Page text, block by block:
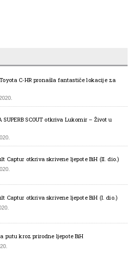
C-HR pronašla fantastiče lokacije za
SUPERB SCOUT otkriva Lukomir – Život u
Captur otkriva skrivene ljepote BiH (II. dio.)
Captur otkriva skrivene ljepote BiH (I. dio.)
putu kroz prirodne ljepote BiH